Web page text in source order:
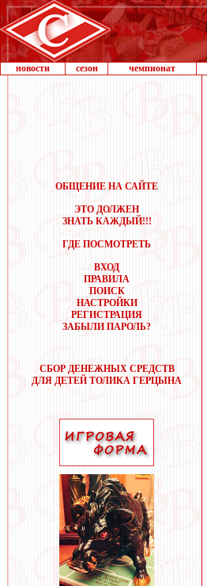
новости сезон чемпионат
ОБЩЕНИЕ НА САЙТЕ
ЭТО ДОЛЖЕН
ЗНАТЬ КАЖДЫЙ!!!
ГДЕ ПОСМОТРЕТЬ
ВХОД
ПРАВИЛА
ПОИСК
НАСТРОЙКИ
РЕГИСТРАЦИЯ
ЗАБЫЛИ ПАРОЛЬ?
СБОР ДЕНЕЖНЫХ СРЕДСТВ
ДЛЯ ДЕТЕЙ ТОЛИКА ГЕРЦЫНА